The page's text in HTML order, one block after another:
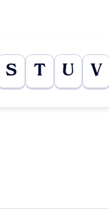
S T U V